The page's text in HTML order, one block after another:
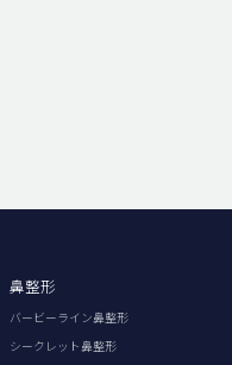
鼻整形
バービーライン鼻整形
シークレット鼻整形